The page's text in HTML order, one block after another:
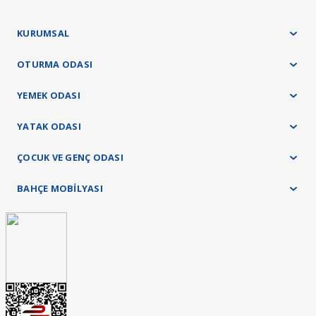
KURUMSAL
OTURMA ODASI
YEMEK ODASI
YATAK ODASI
ÇOCUK VE GENÇ ODASI
BAHÇE MOBİLYASI